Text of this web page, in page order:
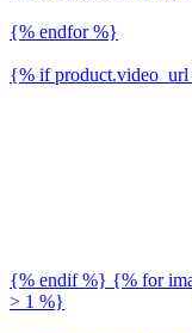
{% endfor %}
{% if
{% endif %} {% for
> 1 %}